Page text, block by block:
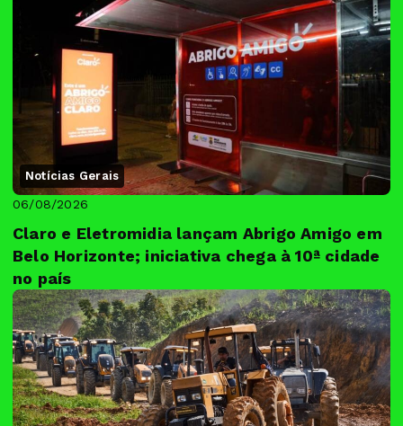
Notícias Gerais
06/08/2026
Claro e Eletromidia lançam Abrigo Amigo em
Belo Horizonte; iniciativa chega à 10ª cidade
no país